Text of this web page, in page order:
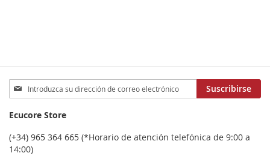
Inscríbase
a
boletín
de
noticias:
Suscribirse
Ecucore Store
(+34) 965 364 665 (*Horario de atención telefónica de 9:00 a
14:00)